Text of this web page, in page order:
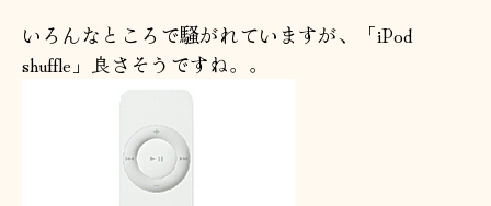
の
いろんなところで騒がれていますが、「iPod
shuffle」良さそうですね。。